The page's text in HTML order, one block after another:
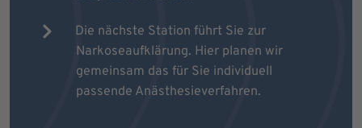
Die nächste Station führt Sie zur
Narkoseaufklärung. Hier planen wir
gemeinsam das für Sie individuell
passende Anästhesieverfahren.